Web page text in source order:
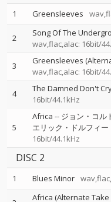
1 Greensleeves
2
Song Of The
wav,flac,alac: 16bit/
3
Greensleeves
wav,flac,alac: 16bit/
4 The Damned Don't
16bit/44.1kHz
5
Africa -- ジョン・コル
エリック・ドルフィー
16bit/44.1kHz
DISC 2
1 Blues Minor
Africa (Alternate